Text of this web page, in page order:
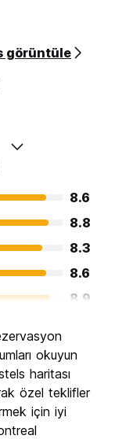
görüntüle
8.6
8.8
8.3
8.6
8.9
8.9
7.8
okuyun
haritası
özel teklifler
için iyi